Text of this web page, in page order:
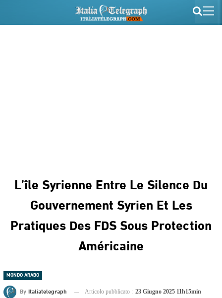
L’île Syrienne Entre Le Silence Du
Gouvernement Syrien Et Les
Pratiques Des FDS Sous Protection
Américaine
MONDO ARABO
By Italiatelegraph Articolo pubblicato : 23 Giugno 2025 11h15min